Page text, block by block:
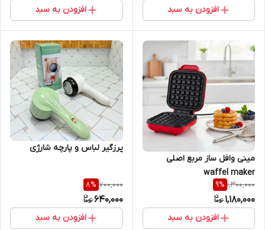
افزودن به سبد افزودن به سبد
مینی وافل ساز مربع اصلی
waffel maker
1,300,000
9%
1,180,000
افزودن به سبد
پرزگیر لباس و پارچه شارژی
700,000
8%
640,000
افزودن به سبد